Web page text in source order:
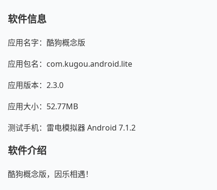
软件信息
应用名字：酷狗概念版
应用包名：com.kugou.android.lite
应用版本：2.3.0
应用大小：52.77MB
测试手机：雷电模拟器 Android 7.1.2
软件介绍
酷狗概念版，因乐相遇！